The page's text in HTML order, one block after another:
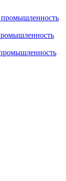
промышленность